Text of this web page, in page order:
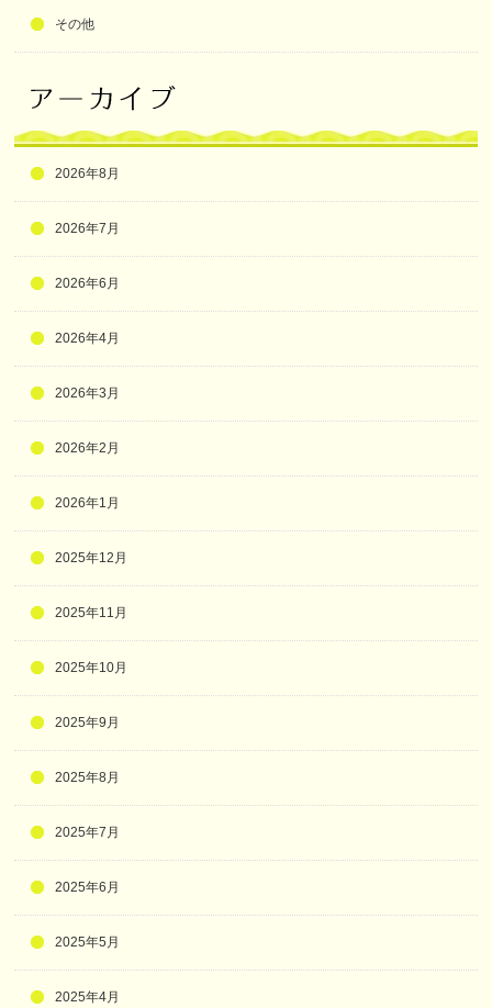
その他
2026年8月
2026年7月
2026年6月
2026年4月
2026年3月
2026年2月
2026年1月
2025年12月
2025年11月
2025年10月
2025年9月
2025年8月
2025年7月
2025年6月
2025年5月
2025年4月